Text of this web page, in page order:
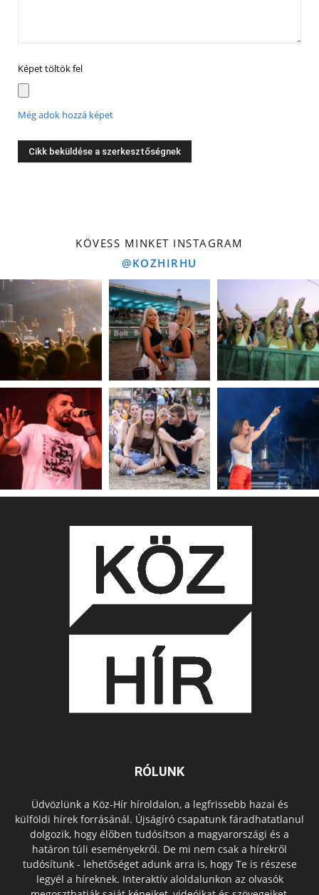
Képet töltök fel
Még adok hozzá képet
KÖVESS MINKET INSTAGRAM
@KOZHIRHU
RÓLUNK
Üdvözlünk a Köz-Hír híroldalon, a legfrissebb hazai és
külföldi hírek forrásánál. Újságíró csapatunk fáradhatatlanul
dolgozik, hogy élőben tudósítson a magyarországi és a
határon túli eseményekről. De mi nem csak a hírekről
tudósítunk - lehetőséget adunk arra is, hogy Te is részese
legyél a híreknek. Interaktív aloldalunkon az olvasók